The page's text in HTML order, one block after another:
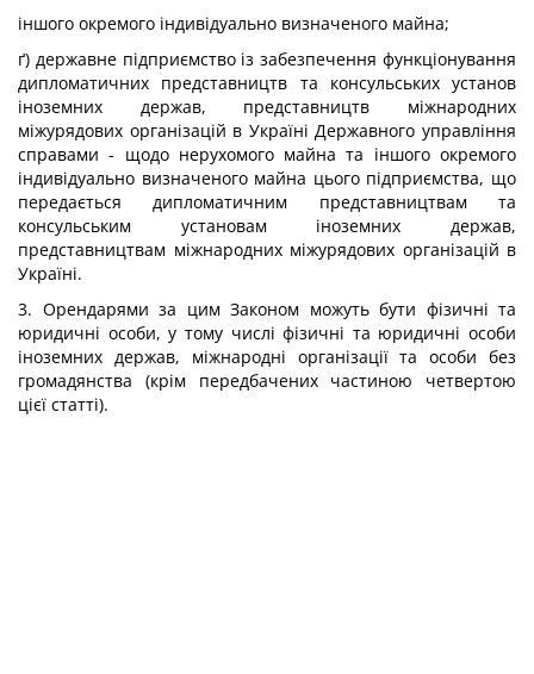
іншого окремого індивідуально визначеного майна;
ґ) державне підприємство із забезпечення функціонування
дипломатичних представництв та консульських установ
іноземних держав, представництв міжнародних
міжурядових організацій в Україні Державного управління
справами - щодо нерухомого майна та іншого окремого
індивідуально визначеного майна цього підприємства, що
передається дипломатичним представництвам та
консульським установам іноземних держав,
представництвам міжнародних міжурядових організацій в
Україні.
3. Орендарями за цим Законом можуть бути фізичні та
юридичні особи, у тому числі фізичні та юридичні особи
іноземних держав, міжнародні організації та особи без
громадянства (крім передбачених частиною четвертою
цієї статті).